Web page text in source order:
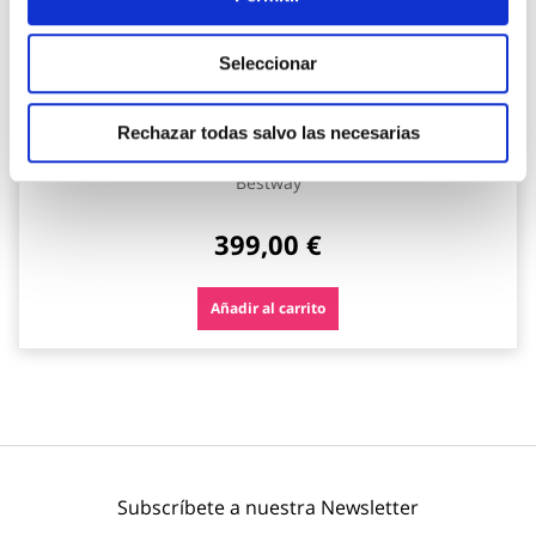
Seleccionar
Rechazar todas salvo las necesarias
Piscina redonda desmontable steel pro max 16.015 l
Bestway
399,00 €
Añadir al carrito
Subscríbete a nuestra Newsletter